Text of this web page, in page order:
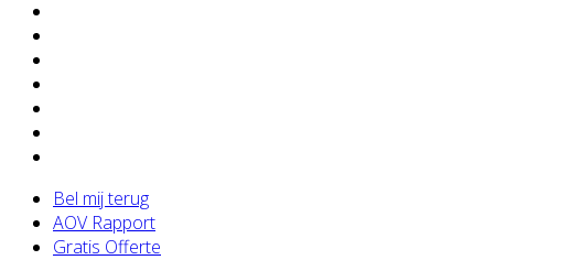
Bel mij terug
AOV Rapport
Gratis Offerte